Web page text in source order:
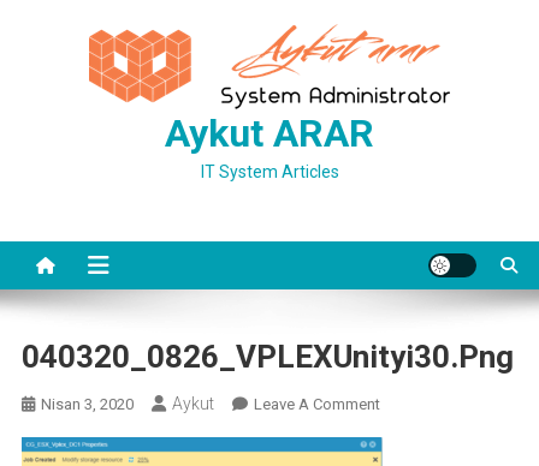
Aykut ARAR
IT System Articles
040320_0826_VPLEXUnityi30.png
Nisan 3, 2020 Aykut Leave A CommentOn